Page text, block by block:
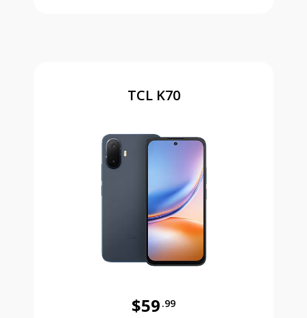
TCL K70
$59 .99